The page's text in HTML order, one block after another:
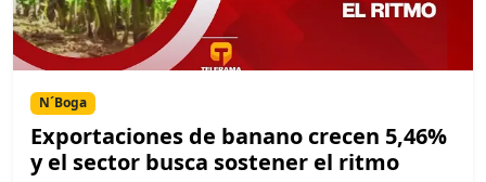
N´Boga
Exportaciones de banano crecen 5,46%
y el sector busca sostener el ritmo